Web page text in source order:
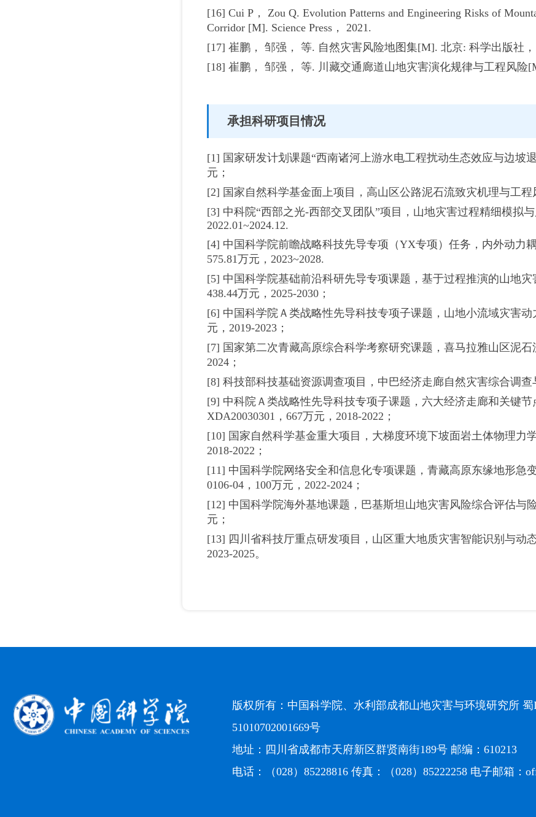
[16] Cui P， Zou Q. Evolution Patterns and Engineering Risks of
Corridor [M]. Science Press， 2021.
[17] 崔鹏， 邹强， 等. 自然灾害风险地图集[M]. 北京: 科学出版社，
[18] 崔鹏， 邹强， 等. 川藏交通廊道山地灾害演化规律与工程风险
承担科研项目情况
[1] 国家研发计划课题“西南诸河上游水电工程扰动生态效应与边坡
元；
[2] 国家自然科学基金面上项目，高山区公路泥石流致灾机理与工程
[3] 中科院“西部之光-西部交叉团队”项目，山地灾害过程精细模拟与
2022.01~2024.12.
[4] 中国科学院前瞻战略科技先导专项（YX专项）任务，内外动力
575.81万元，2023~2028.
[5] 中国科学院基础前沿科研先导专项课题，基于过程推演的山地灾
438.44万元，2025-2030；
[6] 中国科学院Ａ类战略性先导科技专项子课题，山地小流域灾害
元，2019-2023；
[7] 国家第二次青藏高原综合科学考察研究课题，喜马拉雅山区泥石
2024；
[8] 科技部科技基础资源调查项目，中巴经济走廊自然灾害综合调查
[9] 中科院Ａ类战略性先导科技专项子课题，六大经济走廊和关键节
XDA20030301，667万元，2018-2022；
[10] 国家自然科学基金重大项目，大梯度环境下坡面岩土体物理力
2018-2022；
[11] 中国科学院网络安全和信息化专项课题，青藏高原东缘地形急
0106-04，100万元，2022-2024；
[12] 中国科学院海外基地课题，巴基斯坦山地灾害风险综合评估与
元；
[13] 四川省科技厅重点研发项目，山区重大地质灾害智能识别与动
2023-2025。
版权所有：中国科学院、水利部成都山地灾害与环境研究所 蜀
51010702001669号
地址：四川省成都市天府新区群贤南街189号 邮编：610213
电话：（028）85228816 传真：（028）85222258 电子邮箱：